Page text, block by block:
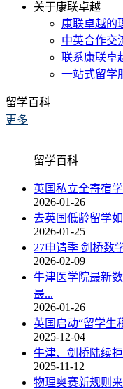
关于康联卓越
康联卓越的
中英合作交
联系康联卓
一站式留学
留学百科
更多
留学百科
英国私立全寄宿
2026-01-26
去英国低龄留学
2026-01-25
27申请季 剑桥数
2026-02-09
牛津医学院最新
最...
2026-01-26
英国启动“留学生
2025-12-04
牛津、剑桥陆续
2025-11-12
物理奥赛新规则来